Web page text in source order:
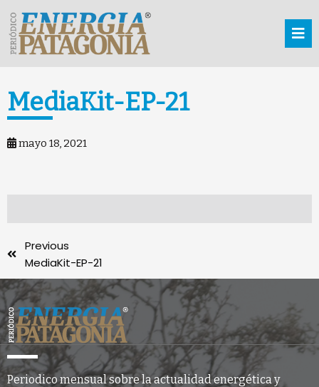
MediaKit-EP-21
mayo 18, 2021
Previous
MediaKit-EP-21
Periodico mensual sobre la actualidad energética y